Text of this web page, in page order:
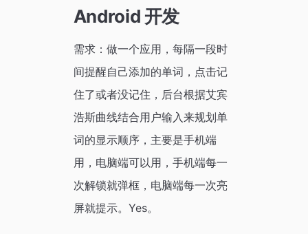
Android 开发
需求：做一个应用，每隔一段时
间提醒自己添加的单词，点击记
住了或者没记住，后台根据艾宾
浩斯曲线结合用户输入来规划单
词的显示顺序，主要是手机端
用，电脑端可以用，手机端每一
次解锁就弹框，电脑端每一次亮
屏就提示。Yes。